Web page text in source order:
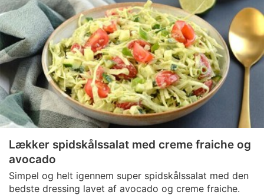
Lækker spidskålssalat med creme fraiche og
avocado
Simpel og helt igennem super spidskålssalat med den
bedste dressing lavet af avocado og creme fraiche.